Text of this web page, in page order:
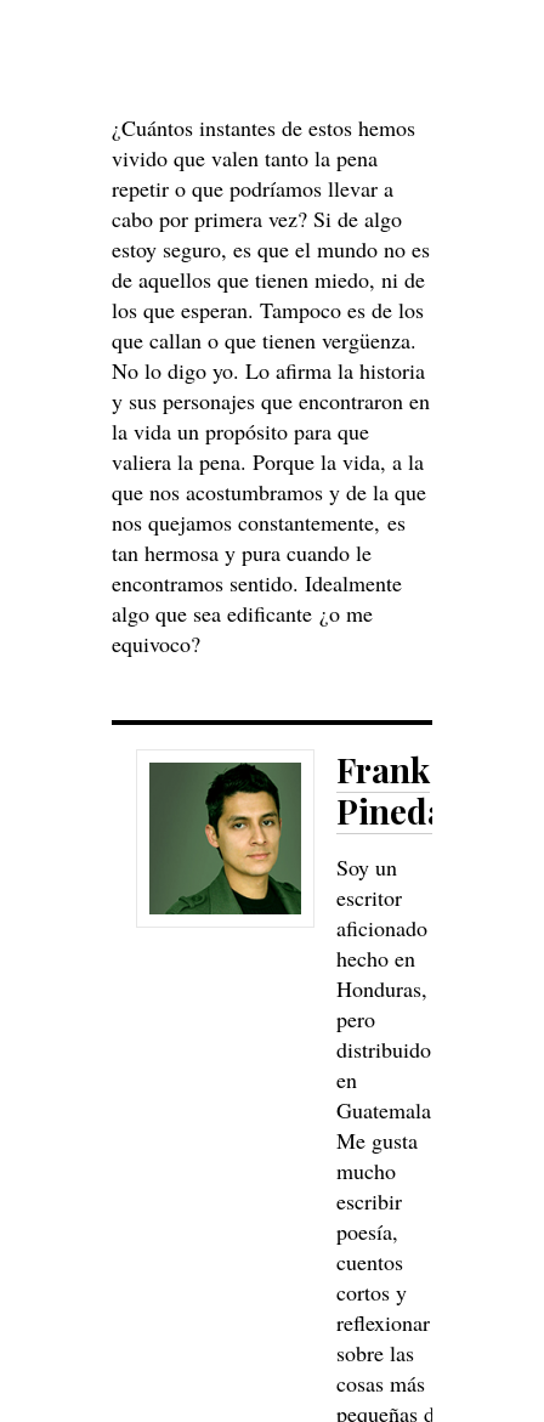
¿Cuántos instantes de estos hemos
vivido que valen tanto la pena
repetir o que podríamos llevar a
cabo por primera vez? Si de algo
estoy seguro, es que el mundo no es
de aquellos que tienen miedo, ni de
los que esperan. Tampoco es de los
que callan o que tienen vergüenza.
No lo digo yo. Lo afirma la historia
y sus personajes que encontraron en
la vida un propósito para que
valiera la pena. Porque la vida, a la
que nos acostumbramos y de la que
nos quejamos constantemente, es
tan hermosa y pura cuando le
encontramos sentido. Idealmente
algo que sea edificante ¿o me
equivoco?
Frank
Pineda
Soy un
escritor
aficionado
hecho en
Honduras,
pero
distribuido
en
Guatemala.
Me gusta
mucho
escribir
poesía,
cuentos
cortos y
reflexionar
sobre las
cosas más
pequeñas de